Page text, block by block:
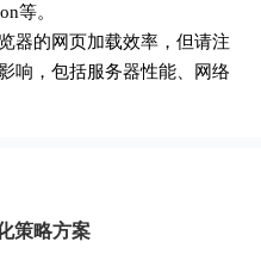
等。
器的网页加载效率，但请注
响，包括服务器性能、网络
策略方案